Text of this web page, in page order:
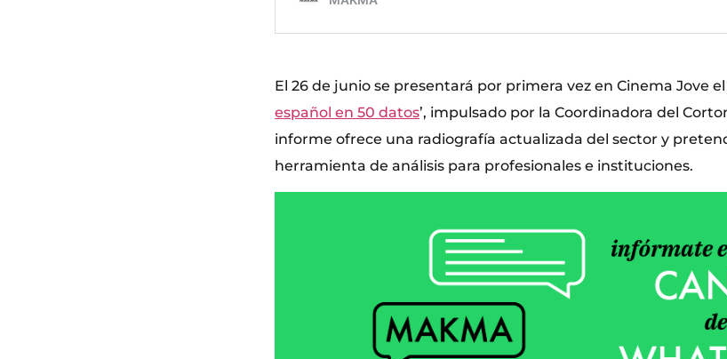
El 26 de junio se presentará por primera vez en Cinema Jove el
español en 50 datos’, impulsado por la Coordinadora del
informe ofrece una radiografía actualizada del sector y
herramienta de análisis para profesionales e instituciones.